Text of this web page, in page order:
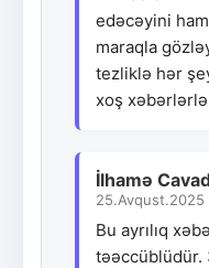
edəcəyini
maraqla
tezliklə hər
xoş xəbərlərlə
İlhamə
25.Avqust.2025
Bu ayrılıq
təəccüblüdür.